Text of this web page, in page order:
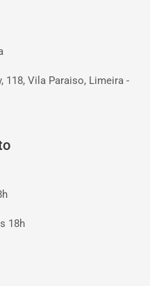
118, Vila Paraiso, Limeira -
18h